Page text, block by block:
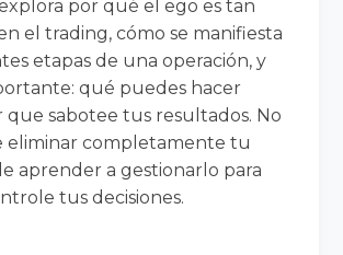
por qué el ego es tan
el trading, cómo se manifiesta
etapas de una operación, y
qué puedes hacer
que sabotee tus resultados. No
eliminar completamente tu
aprender a gestionarlo para
tus decisiones.